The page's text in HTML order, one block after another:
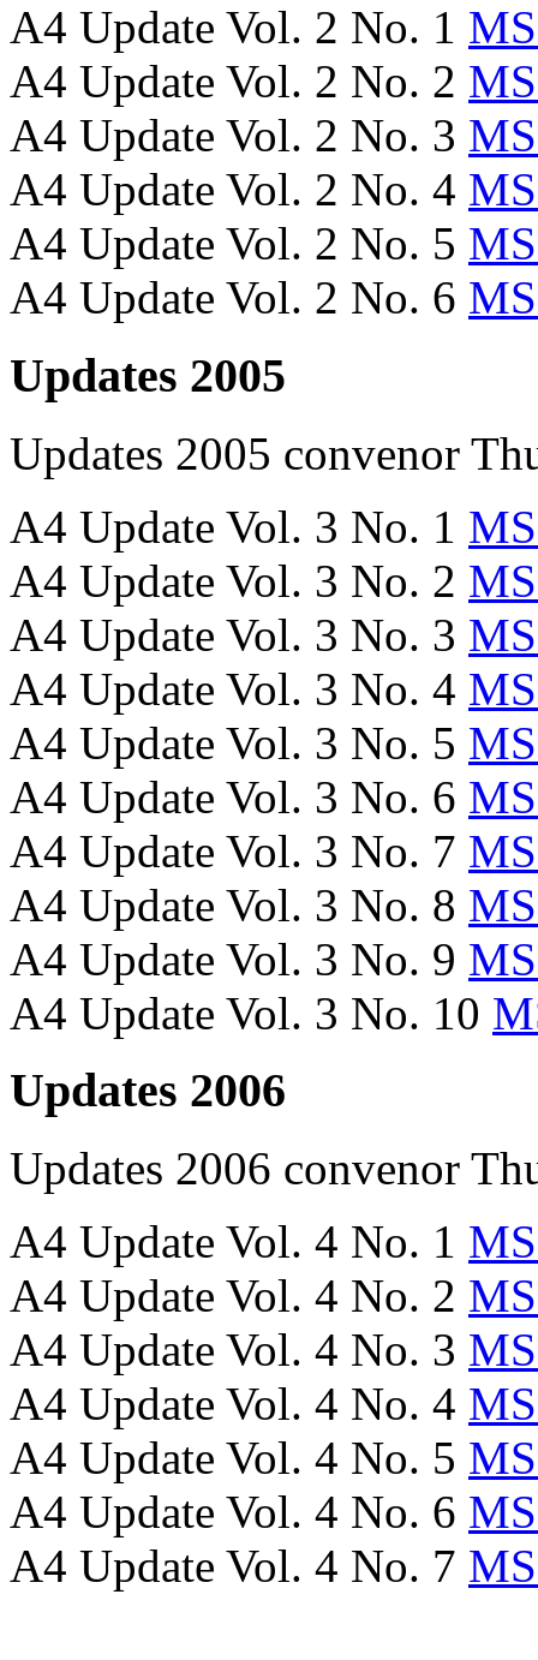
A4 Update Vol. 2 No. 1
A4 Update Vol. 2 No. 2
A4 Update Vol. 2 No. 3
A4 Update Vol. 2 No. 4
A4 Update Vol. 2 No. 5
A4 Update Vol. 2 No. 6
Updates 2005
Updates 2005 convenor
A4 Update Vol. 3 No. 1
A4 Update Vol. 3 No. 2
A4 Update Vol. 3 No. 3
A4 Update Vol. 3 No. 4
A4 Update Vol. 3 No. 5
A4 Update Vol. 3 No. 6
A4 Update Vol. 3 No. 7
A4 Update Vol. 3 No. 8
A4 Update Vol. 3 No. 9
A4 Update Vol. 3 No. 10
Updates 2006
Updates 2006 convenor
A4 Update Vol. 4 No. 1
A4 Update Vol. 4 No. 2
A4 Update Vol. 4 No. 3
A4 Update Vol. 4 No. 4
A4 Update Vol. 4 No. 5
A4 Update Vol. 4 No. 6
A4 Update Vol. 4 No. 7